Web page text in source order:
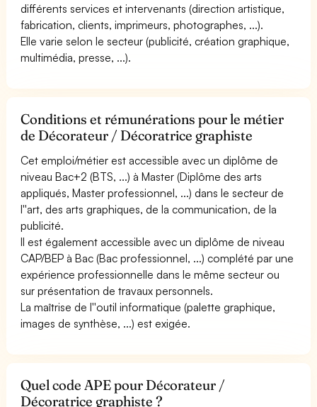
différents services et intervenants (direction artistique,
fabrication, clients, imprimeurs, photographes, ...).
Elle varie selon le secteur (publicité, création graphique,
multimédia, presse, ...).
Conditions et rémunérations pour le métier
de Décorateur / Décoratrice graphiste
Cet emploi/métier est accessible avec un diplôme de
niveau Bac+2 (BTS, ...) à Master (Diplôme des arts
appliqués, Master professionnel, ...) dans le secteur de
l''art, des arts graphiques, de la communication, de la
publicité.
Il est également accessible avec un diplôme de niveau
CAP/BEP à Bac (Bac professionnel, ...) complété par une
expérience professionnelle dans le même secteur ou
sur présentation de travaux personnels.
La maîtrise de l''outil informatique (palette graphique,
images de synthèse, ...) est exigée.
Quel code APE pour Décorateur /
Décoratrice graphiste ?